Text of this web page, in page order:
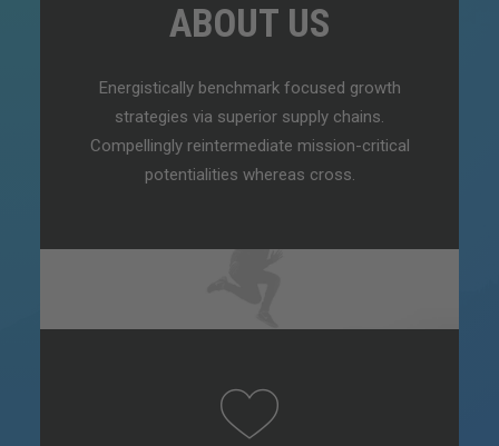
ABOUT US
Energistically benchmark focused growth
strategies via superior supply chains.
Compellingly reintermediate mission-critical
potentialities whereas cross.